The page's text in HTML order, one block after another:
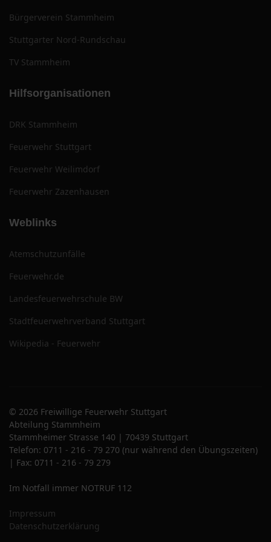
Bürgerverein Stammheim
Stuttgarter Nord-Rundschau
TV Stammheim
Hilfsorganisationen
DRK Stammheim
Feuerwehr Stuttgart
Feuerwehr Weilimdorf
Feuerwehr Zazenhausen
Weblinks
Atemschutzunfälle
Feuerwehr.de
Landesfeuerwehrschule BW
Stadtfeuerwehrverband Stuttgart
Wikipedia - Feuerwehr
© 2026 Freiwillige Feuerwehr Stuttgart
Abteilung Stammheim
Stammheimer Strasse 140 | 70439 Stuttgart
Telefon: 0711 - 216 - 79 270 (nur während den Übungszeiten)
| Fax: 0711 - 216 - 79 279
Im Notfall immer NOTRUF 112
Impressum
Datenschutzerklärung